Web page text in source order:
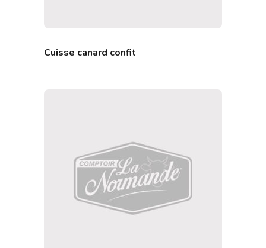
Cuisse canard confit